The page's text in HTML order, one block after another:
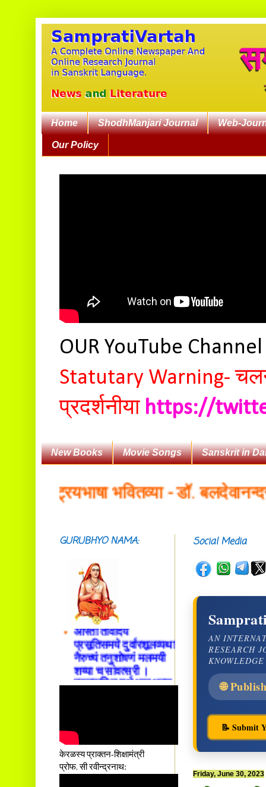
Home ShodhManjari Journal Web-
Our Policy
OUR YouTube
Statutary Warning-
प्रदर्शनीया https://
New Books Movie Songs Sanskrit in
भवितव्या - डॉ.
Social Media
AN
RESEARCH
🌐
📝 Submit
Friday, June 30, 2023
GURUBHYO NAMA:
शङ्कराचार्य मध्यमाम्।
अस्मदाचार्यपर्यन्तां
वन्दे गुरु परम्पराम् ॥
आस्तां तावदियं
प्रसूतिसमये दुर्वारशूलव्यथा
नैरुच्यं तनुशोषणं मलमयी
शय्या च सांवत्सरी ।
एकस्यापि न गर्भ-भार-भरण-
क्लेशस्य यस्याः क्षमो
केरळस्य प्राक्तन-शिक्षामंत्री
प्रोफ. सी रवीन्द्रनाथ: